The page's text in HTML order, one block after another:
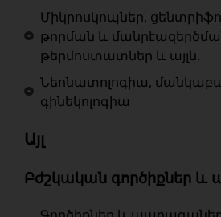
Միկրոսկոպներ,
թորման և
թերմոստատներ և այլն.
Նեոնատոլոգիա,
գինեկոլոգիա
Այլ
Բժշկական գործիքներ